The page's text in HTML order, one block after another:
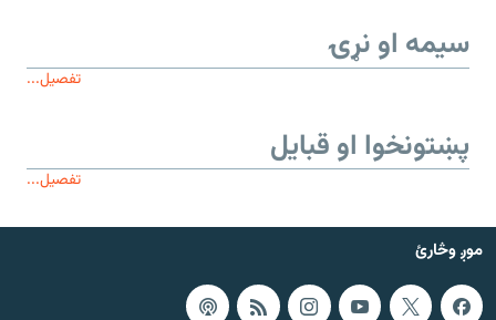
سیمه او نړۍ
تفصیل...
پښتونخوا او قبایل
تفصیل...
موږ وڅارئ